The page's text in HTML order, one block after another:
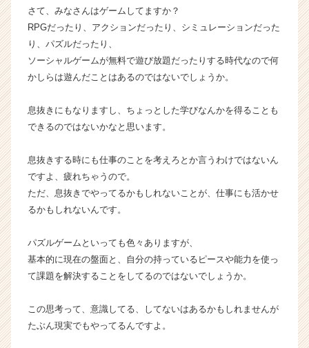
成
か
ら
ウ
届
く
就
活
イ
チ
ア
ャ
リ
さて、みなさんはゲームしてますか？
RPGだったり、アクションだったり、シミュレーションだった
り、パズルだったり、
ソーシャルゲームが無料で遊び放題だったりする時代なので何
かしらは遊んだことはあるのではないでしょうか。
息抜きにもなりますし、ちょっとした学びなんかを得ることも
できるのではないかなと思います。
息抜きする時にも仕事のことを考えろとか言うわけではないん
ですよ、疲れちゃうので。
ただ、息抜きでやってるかもしれないことが、仕事にも活かせ
るかもしれないんです。
パズルゲームといっても色々ありますが、
基本的に現在の盤面と、自分の持っているピースや能力を使っ
て課題を解決することをしてるのではないでしょうか。
この思考って、意識してる、してないはあるかもしれませんが
たぶん現実でもやってるんですよ。